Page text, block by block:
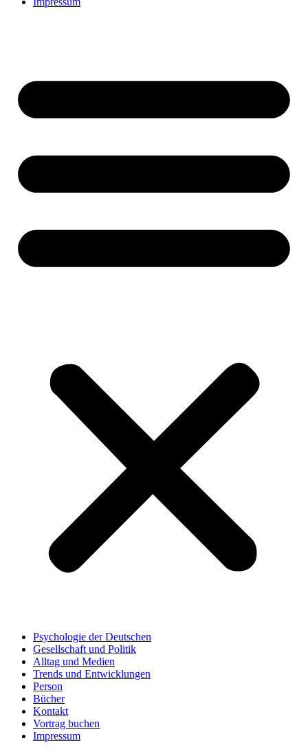
Psychologie der Deutschen
Gesellschaft und Politik
Alltag und Medien
Trends und Entwicklungen
Person
Bücher
Kontakt
Vortrag buchen
Impressum